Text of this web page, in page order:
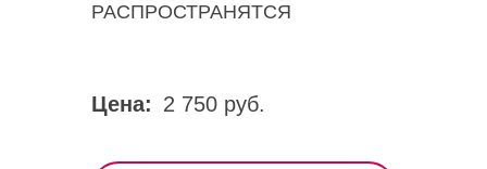
РАСПРОСТРАНЯТСЯ
Цена: 2 750 руб.